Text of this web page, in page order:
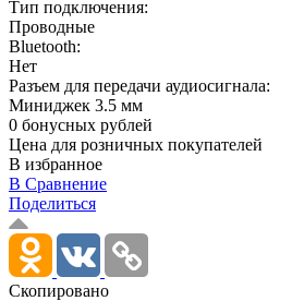
Тип подключения:
Проводные
Bluetooth:
Нет
Разъем для передачи аудиосигнала:
Миниджек 3.5 мм
0 бонусных рублей
Цена для розничных покупателей
В избранное
В Сравнение
Поделиться
Скопировано